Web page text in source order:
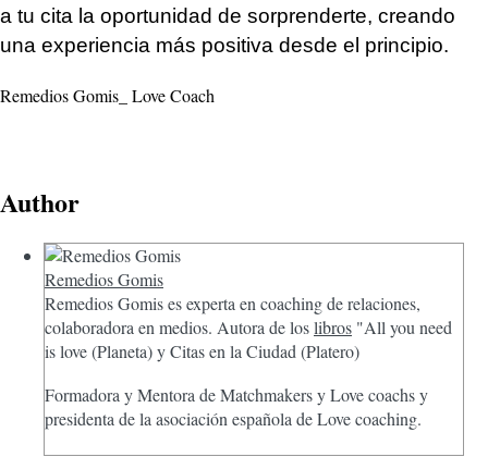
a tu cita la oportunidad de sorprenderte, creando
una experiencia más positiva desde el principio.
Remedios Gomis_ Love Coach
Author
Remedios Gomis
Remedios Gomis es experta en coaching de relaciones,
colaboradora en medios. Autora de loslibros "All you need
is love (Planeta) y Citas en la Ciudad (Platero)
Formadora y Mentora de Matchmakers y Love coachs y
presidenta de la asociación española de Love coaching.